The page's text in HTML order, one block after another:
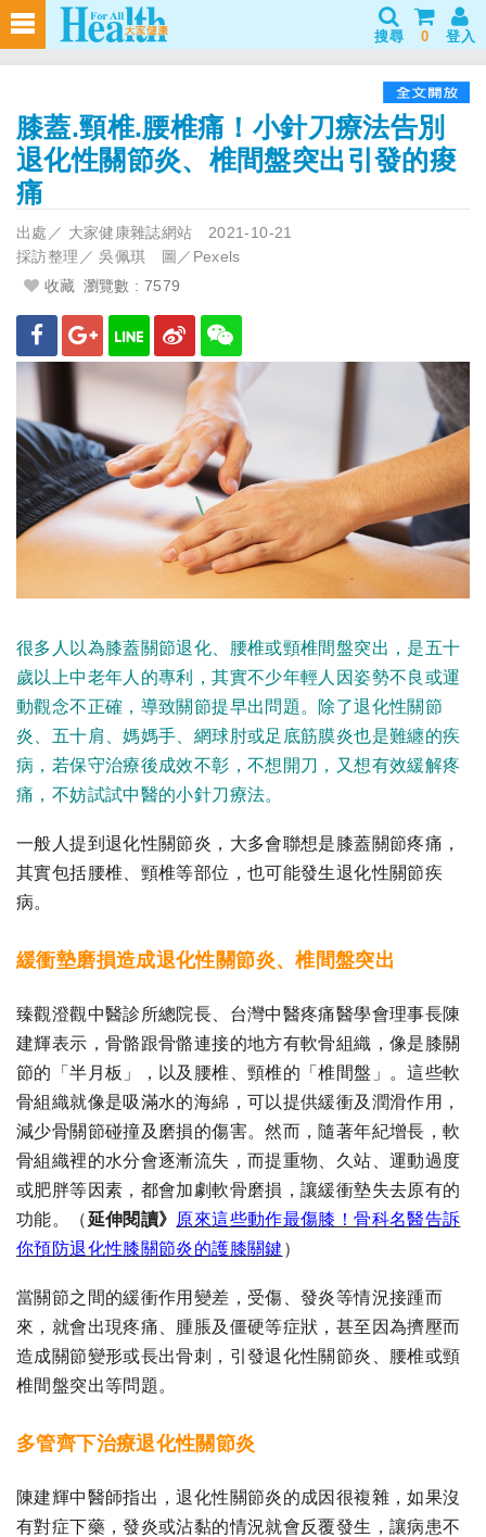
搜尋 0 登入
膝蓋.頸椎.腰椎痛！小針刀療法告別
退化性關節炎、椎間盤突出引發的痠
痛
出處／ 大家健康雜誌網站 2021-10-21
採訪整理／ 吳佩琪 圖／Pexels
收藏 瀏覽數 : 7579
很多人以為膝蓋關節退化、腰椎或頸椎間盤突出，是五十
歲以上中老年人的專利，其實不少年輕人因姿勢不良或運
動觀念不正確，導致關節提早出問題。除了退化性關節
炎、五十肩、媽媽手、網球肘或足底筋膜炎也是難纏的疾
病，若保守治療後成效不彰，不想開刀，又想有效緩解疼
痛，不妨試試中醫的小針刀療法。
一般人提到退化性關節炎，大多會聯想是膝蓋關節疼痛，
其實包括腰椎、頸椎等部位，也可能發生退化性關節疾
病。
緩衝墊磨損造成退化性關節炎、椎間盤突出
臻觀澄觀中醫診所總院長、台灣中醫疼痛醫學會理事長陳
建輝表示，骨骼跟骨骼連接的地方有軟骨組織，像是膝關
節的「半月板」，以及腰椎、頸椎的「椎間盤」。這些軟
骨組織就像是吸滿水的海綿，可以提供緩衝及潤滑作用，
減少骨關節碰撞及磨損的傷害。然而，隨著年紀增長，軟
骨組織裡的水分會逐漸流失，而提重物、久站、運動過度
或肥胖等因素，都會加劇軟骨磨損，讓緩衝墊失去原有的
功能。（延伸閱讀》 原來這些動作最傷膝！骨科名醫告訴
你預防退化性膝關節炎的護膝關鍵 ）
當關節之間的緩衝作用變差，受傷、發炎等情況接踵而
來，就會出現疼痛、腫脹及僵硬等症狀，甚至因為擠壓而
造成關節變形或長出骨刺，引發退化性關節炎、腰椎或頸
椎間盤突出等問題。
多管齊下治療退化性關節炎
陳建輝中醫師指出，退化性關節炎的成因很複雜，如果沒
有對症下藥，發炎或沾黏的情況就會反覆發生，讓病患不